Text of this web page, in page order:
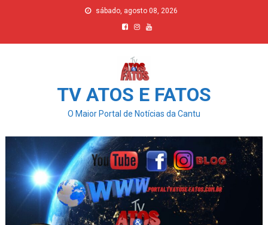
sábado, agosto 08, 2026
TV ATOS E FATOS
O Maior Portal de Notícias da Cantu